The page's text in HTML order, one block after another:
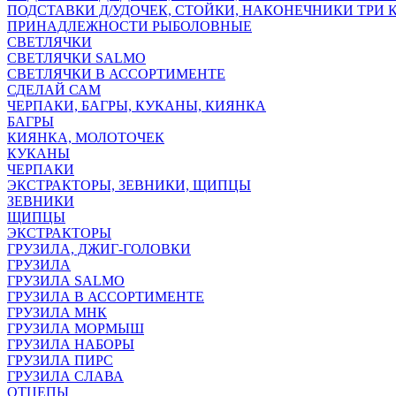
ПОДСТАВКИ Д/УДОЧЕК, СТОЙКИ, НАКОНЕЧНИКИ ТРИ
ПРИНАДЛЕЖНОСТИ РЫБОЛОВНЫЕ
СВЕТЛЯЧКИ
СВЕТЛЯЧКИ SALMO
СВЕТЛЯЧКИ В АССОРТИМЕНТЕ
СДЕЛАЙ САМ
ЧЕРПАКИ, БАГРЫ, КУКАНЫ, КИЯНКА
БАГРЫ
КИЯНКА, МОЛОТОЧЕК
КУКАНЫ
ЧЕРПАКИ
ЭКСТРАКТОРЫ, ЗЕВНИКИ, ЩИПЦЫ
ЗЕВНИКИ
ЩИПЦЫ
ЭКСТРАКТОРЫ
ГРУЗИЛА, ДЖИГ-ГОЛОВКИ
ГРУЗИЛА
ГРУЗИЛА SALMO
ГРУЗИЛА В АССОРТИМЕНТЕ
ГРУЗИЛА МНК
ГРУЗИЛА МОРМЫШ
ГРУЗИЛА НАБОРЫ
ГРУЗИЛА ПИРС
ГРУЗИЛА СЛАВА
ОТЦЕПЫ